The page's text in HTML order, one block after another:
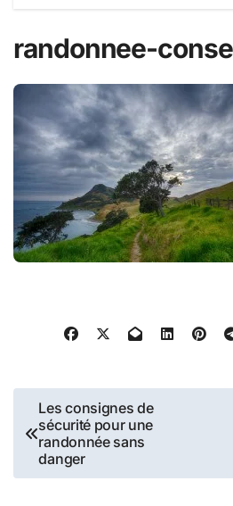
randonnee-
Navigation
de
l’article
Les consignes de
sécurité pour une
randonnée sans
danger